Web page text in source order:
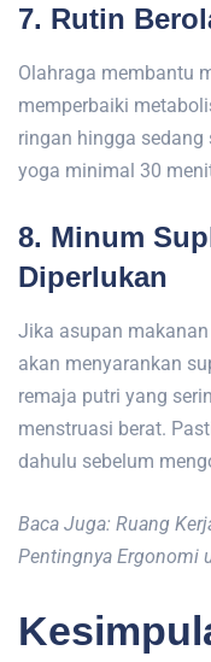
7. Rutin
Olahraga membantu
memperbaiki
ringan hingga sedang
yoga minimal 30
8. Minum
Diperlukan
Jika asupan
akan menyarankan
remaja putri yang
menstruasi berat.
dahulu sebelum
Baca Juga: Ruang
Pentingnya Ergonomi